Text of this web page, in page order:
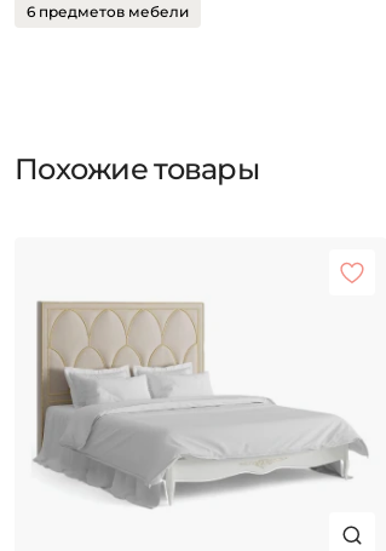
6 предметов мебели
Похожие товары